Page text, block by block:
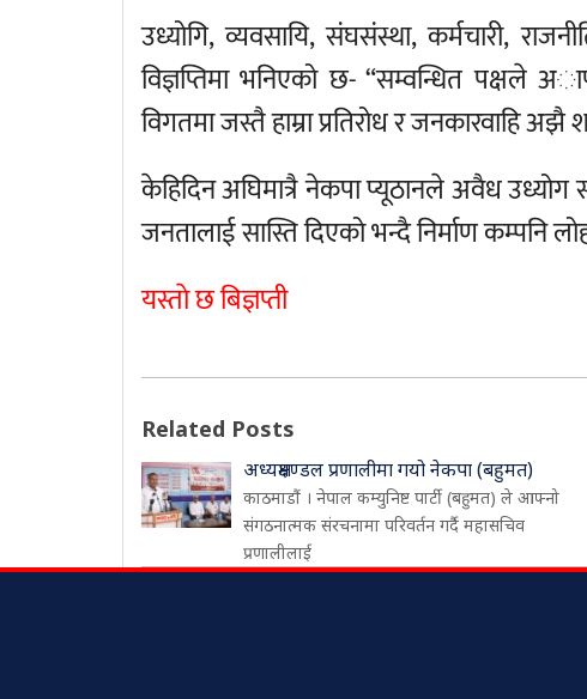
उध्योगि, व्यवसायि, संघसंस्था, कर्मचारी,
विज्ञप्तिमा भनिएको छ- “सम्वन्धित पक्षले
विगतमा जस्तै हाम्रा प्रतिरोध र जनकारवाहि
केहिदिन अघिमात्रै नेकपा प्यूठानले अवैध उध्योग
जनतालाई सास्ति दिएको भन्दै निर्माण कम्पनि
यस्ताे छ बिज्ञप्ती
Related Posts
अध्यक्षमण्डल प्रणालीमा गयो नेकपा (बहुमत)
काठमाडौं । नेपाल कम्युनिष्ट पार्टी (बहुमत) ले आफ्नो
संगठनात्मक संरचनामा परिवर्तन गर्दै महासचिव
प्रणालीलाई